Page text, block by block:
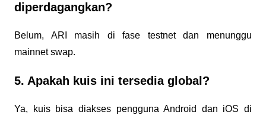
diperdagangkan?
Belum, ARI masih di fase testnet dan menunggu
mainnet swap.
5. Apakah kuis ini tersedia global?
Ya, kuis bisa diakses pengguna Android dan iOS di